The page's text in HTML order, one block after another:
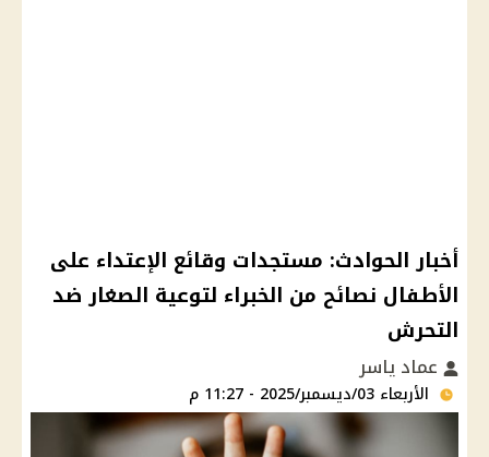
أخبار الحوادث: مستجدات وقائع الإعتداء على
الأطفال نصائح من الخبراء لتوعية الصغار ضد
التحرش
عماد ياسر
الأربعاء 03/ديسمبر/2025 - 11:27 م